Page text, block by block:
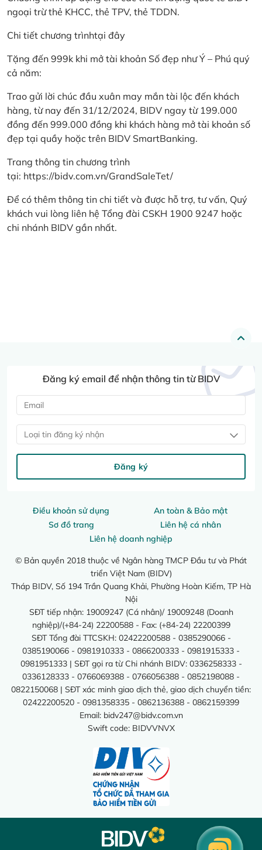
ngoại trừ thẻ KHCC, thẻ TPV, thẻ TDDN.
Chi tiết chương trìnhtại đây
Tặng đến 999k khi mở tài khoản Số đẹp như Ý – Phú quý
cả năm:
Trao gửi lời chúc đầu xuân may mắn tài lộc đến khách
hàng, từ nay đến 31/12/2024, BIDV ngay từ 199.000
đồng đến 999.000 đồng khi khách hàng mở tài khoản số
đẹp tại quầy hoặc trên BIDV SmartBanking.
Trang thông tin chương trình
tại: https://bidv.com.vn/GrandSaleTet/
Để có thêm thông tin chi tiết và được hỗ trợ, tư vấn, Quý
khách vui lòng liên hệ Tổng đài CSKH 1900 9247 hoặc
chi nhánh BIDV gần nhất.
Điều khoản sử dụng
An toàn & Bảo mật
Sơ đồ trang
Liên hệ cá nhân
Liên hệ doanh nghiệp
© Bản quyền 2018 thuộc về Ngân hàng TMCP Đầu tư và Phát
triển Việt Nam (BIDV)
Tháp BIDV, Số 194 Trần Quang Khải, Phường Hoàn Kiếm, TP Hà
Nội
SĐT tiếp nhận: 19009247 (Cá nhân)/ 19009248 (Doanh
nghiệp)/(+84-24) 22200588 - Fax: (+84-24) 22200399
SĐT Tổng đài TTCSKH: 02422200588 - 0385290066 -
0385190066 - 0981910333 - 0866200333 - 0981915333 -
0981951333 | SĐT gọi ra từ Chi nhánh BIDV: 0336258333 -
0336128333 - 0766069388 - 0766056388 - 0852198088 -
0822150068 | SĐT xác minh giao dịch thẻ, giao dịch chuyển tiền:
02422200520 - 0981358335 - 0862136388 - 0862159399
Email: bidv247@bidv.com.vn
Swift code: BIDVVNVX
Đăng ký email để nhận thông tin từ BIDV
Loại tin đăng ký nhận
Đăng ký